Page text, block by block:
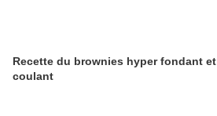
Recette du brownies hyper fondant et
coulant